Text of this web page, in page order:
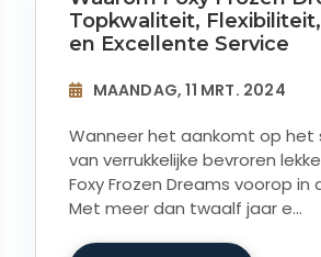
Topkwaliteit,
en Excellente Service
MAANDAG, 11 MRT. 2024
Wanneer het aankomt op het
van verrukkelijke bevroren
Foxy Frozen Dreams voorop in
Met meer dan twaalf jaar e...